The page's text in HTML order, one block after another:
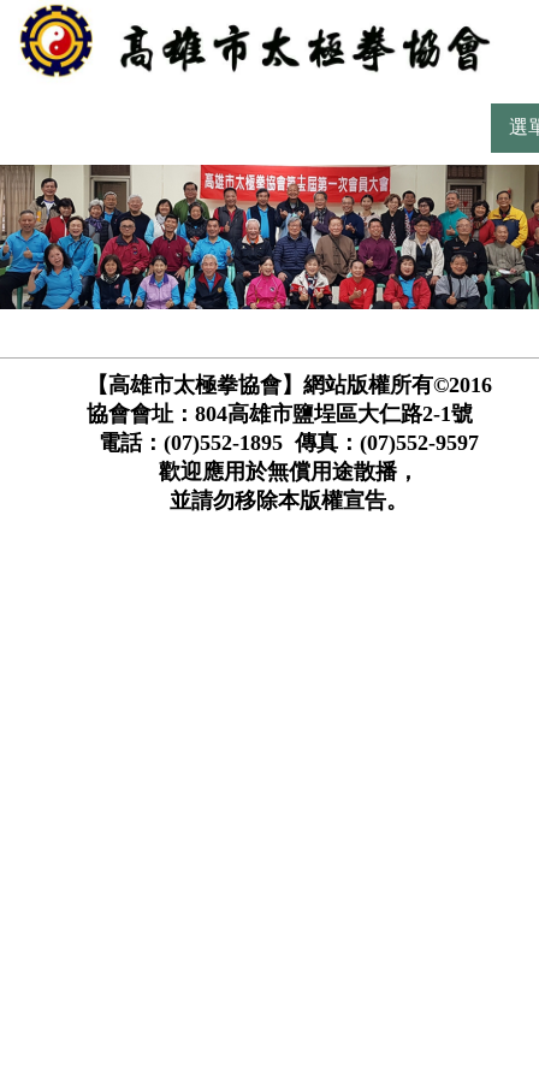
選
【高雄市太極拳協會】網站版權所有©2016
協會會址：804高雄市鹽埕區大仁路2-1號
電話：(07)552-1895 傳真：(07)552-9597
歡迎應用於無償用途散播，
並請勿移除本版權宣告。